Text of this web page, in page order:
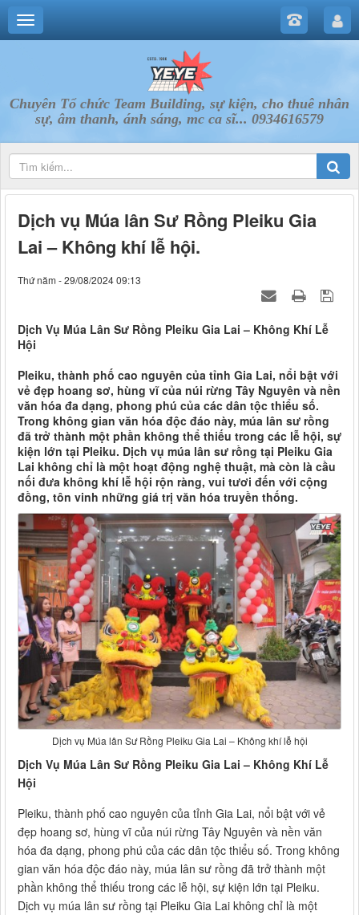
Chuyên Tổ chức Team Building, sự kiện, cho thuê nhân
sự, âm thanh, ánh sáng, mc ca sĩ... 0934616579
Dịch vụ Múa lân Sư Rồng Pleiku Gia
Lai – Không khí lễ hội.
Thứ năm - 29/08/2024 09:13
Dịch Vụ Múa Lân Sư Rồng Pleiku Gia Lai – Không Khí Lễ
Hội
Pleiku, thành phố cao nguyên của tỉnh Gia Lai, nổi bật với
vẻ đẹp hoang sơ, hùng vĩ của núi rừng Tây Nguyên và nền
văn hóa đa dạng, phong phú của các dân tộc thiểu số.
Trong không gian văn hóa độc đáo này, múa lân sư rồng
đã trở thành một phần không thể thiếu trong các lễ hội, sự
kiện lớn tại Pleiku. Dịch vụ múa lân sư rồng tại Pleiku Gia
Lai không chỉ là một hoạt động nghệ thuật, mà còn là cầu
nối đưa không khí lễ hội rộn ràng, vui tươi đến với cộng
đồng, tôn vinh những giá trị văn hóa truyền thống.
Dịch vụ Múa lân Sư Rồng Pleiku Gia Lai – Không khí lễ hội
Dịch Vụ Múa Lân Sư Rồng Pleiku Gia Lai – Không Khí Lễ
Hội
Pleiku, thành phố cao nguyên của tỉnh Gia Lai, nổi bật với vẻ
đẹp hoang sơ, hùng vĩ của núi rừng Tây Nguyên và nền văn
hóa đa dạng, phong phú của các dân tộc thiểu số. Trong không
gian văn hóa độc đáo này, múa lân sư rồng đã trở thành một
phần không thể thiếu trong các lễ hội, sự kiện lớn tại Pleiku.
Dịch vụ múa lân sư rồng tại Pleiku Gia Lai không chỉ là một